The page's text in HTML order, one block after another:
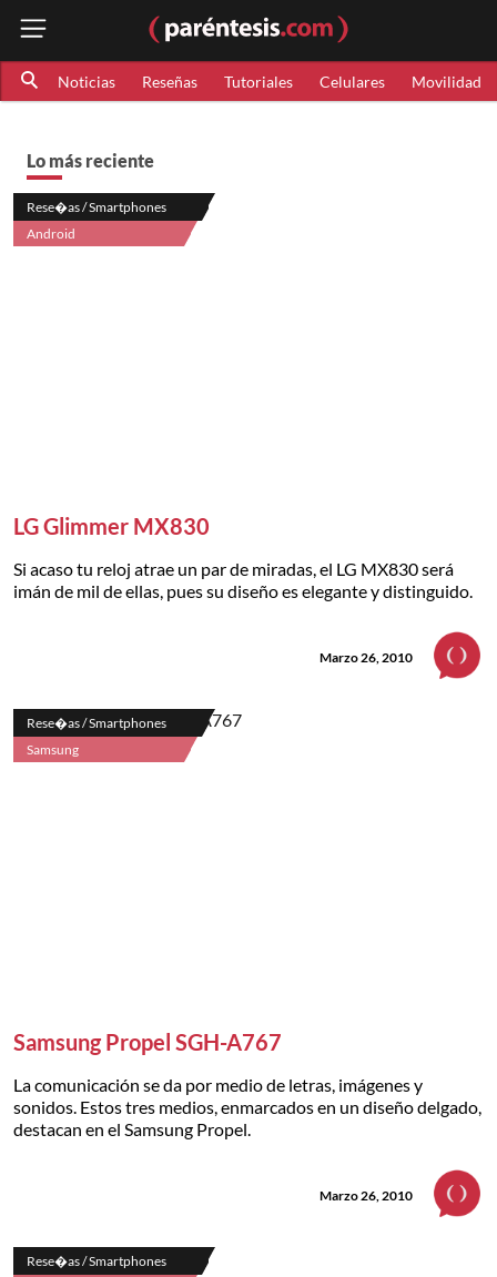
Noticias Reseñas Tutoriales Celulares Movilidad
Lo más reciente
Rese�as / Smartphones
Android
LG Glimmer MX830
Si acaso tu reloj atrae un par de miradas, el LG MX830 será
imán de mil de ellas, pues su diseño es elegante y distinguido.
Marzo 26, 2010
Rese�as / Smartphones
Samsung
Samsung Propel SGH-A767
La comunicación se da por medio de letras, imágenes y
sonidos. Estos tres medios, enmarcados en un diseño delgado,
destacan en el Samsung Propel.
Marzo 26, 2010
Rese�as / Smartphones